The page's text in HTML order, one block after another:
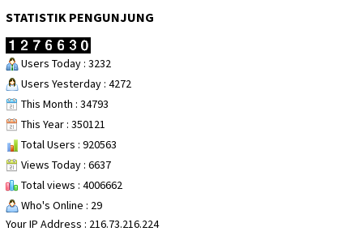
STATISTIK PENGUNJUNG
Users Today : 3232
Users Yesterday : 4272
This Month : 34793
This Year : 350121
Total Users : 920563
Views Today : 6637
Total views : 4006662
Who's Online : 29
Your IP Address : 216.73.216.224